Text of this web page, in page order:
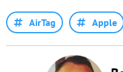
AirTag Apple